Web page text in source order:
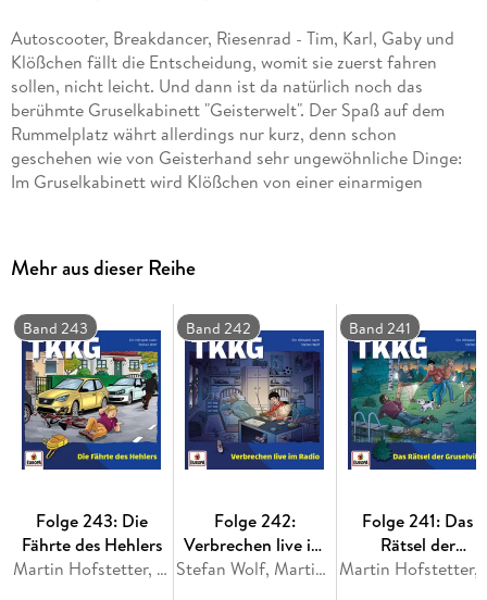
Autoscooter, Breakdancer, Riesenrad - Tim, Karl, Gaby und
Klößchen fällt die Entscheidung, womit sie zuerst fahren
sollen, nicht leicht. Und dann ist da natürlich noch das
berühmte Gruselkabinett "Geisterwelt". Der Spaß auf dem
Rummelplatz währt allerdings nur kurz, denn schon
geschehen wie von Geisterhand sehr ungewöhnliche Dinge:
Im Gruselkabinett wird Klößchen von einer einarmigen
fiesen Masche einer Schutzgeldbande aus, aber dann stoßen
die vier Detektive auf den "Codex Gaudiorum" - ein
geheimnisvolles mittelalterliches Verzeichnis, mit dessen
Hilfe sich die rätselhaften Ereignisse erklären ließen. Aber
kann es sein, dass es auf dem Rummelplatz tatsächlich spukt?
Mehr aus dieser Reihe
Band 243
Folge 243: Die
Fährte des Hehlers
Martin Hofstetter, Stefan Wolf
Band 242
Folge 242:
Verbrechen live im
Radio
Stefan Wolf, Martin Hofstetter
Band 241
Folge 241: Das
Rätsel der
Gruselvilla